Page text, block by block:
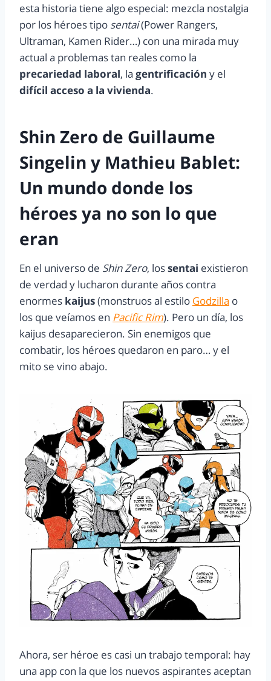
esta historia tiene algo especial: mezcla nostalgia
por los héroes tipo sentai(Power Rangers,
Ultraman, Kamen Rider…) con una mirada muy
actual a problemas tan reales como la
precariedad laboral, la gentrificación y el
difícil acceso a la vivienda.
Shin Zero de Guillaume
Singelin y Mathieu Bablet:
Un mundo donde los
héroes ya no son lo que
eran
En el universo de Shin Zero, lossentai existieron
de verdad y lucharon durante años contra
enormes kaijus(monstruos al estilo Godzilla o
los que veíamos en Pacific Rim). Pero un día, los
kaijus desaparecieron. Sin enemigos que
combatir, los héroes quedaron en paro… y el
mito se vino abajo.
Ahora, ser héroe es casi un trabajo temporal: hay
una app con la que los nuevos aspirantes aceptan